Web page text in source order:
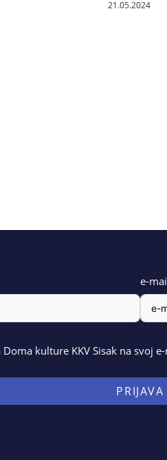
21.05.2024
e-
kulture KKV Sisak na svoj
PRIJAVA